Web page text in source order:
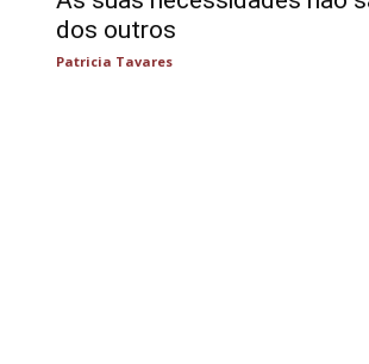
dos outros
Patricia Tavares